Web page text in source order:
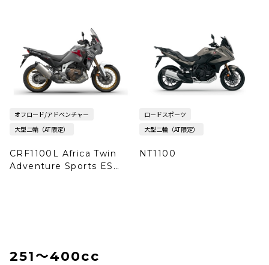
オフロード/アドベンチャー
大型二輪（AT限定）
CRF1100L Africa Twin
Adventure Sports ES
ロードスポーツ
大型二輪（AT限定）
NT1100
251〜400cc